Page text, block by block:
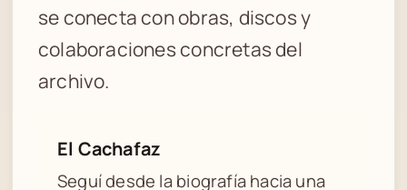
se conecta con obras, discos y
colaboraciones concretas del
archivo.
El Cachafaz
Seguí desde la biografía hacia una